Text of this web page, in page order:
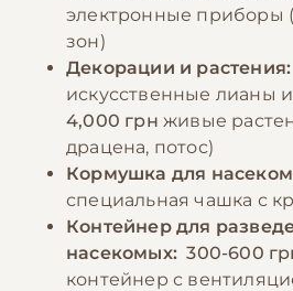
электронные приборы
зон)
Декорации и растения:
искусственные лианы
4,000 грн живые
драцена, потос)
Кормушка для
специальная чашка с
Контейнер для
насекомых: 300-600
контейнер с